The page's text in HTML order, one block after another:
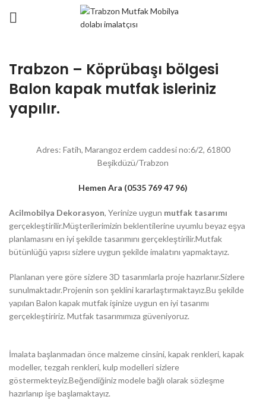
Trabzon – Köprübaşı bölgesi
Balon kapak mutfak isleriniz
yapılır.
Adres: Fatih, Marangoz erdem caddesi no:6/2, 61800
Beşikdüzü/Trabzon
Hemen Ara (0535 769 47 96)
Acilmobilya Dekorasyon, Yerinize uygun mutfak tasarımı
gerçekleştirilir.Müşterilerimizin beklentilerine uyumlu beyaz eşya
planlamasını en iyi şekilde tasarımını gerçekleştirilir.Mutfak
bütünlüğü yapısı sizlere uygun şekilde imalatını yapmaktayız.
Planlanan yere göre sizlere 3D tasarımlarla proje hazırlanır.Sizlere
sunulmaktadır.Projenin son şeklini kararlaştırmaktayız.Bu şekilde
yapılan Balon kapak mutfak işinize uygun en iyi tasarımı
gerçekleştiririz. Mutfak tasarımımıza güveniyoruz.
İmalata başlanmadan önce malzeme cinsini, kapak renkleri, kapak
modeller, tezgah renkleri, kulp modelleri sizlere
göstermekteyiz.Beğendiğiniz modele bağlı olarak sözleşme
hazırlanıp işe başlamaktayız.